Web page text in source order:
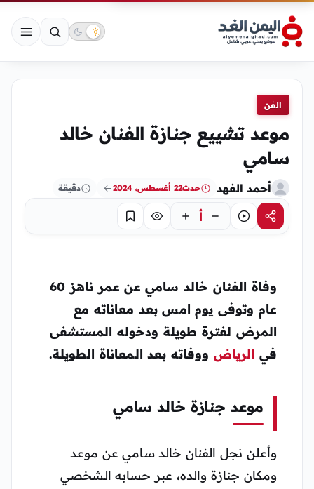
الفن
موعد تشييع جنازة الفنان خالد
سامي
أحمد الفهد حدث22 أغسطس، 2024 دقيقة
مشاركةاستماع أ تركيز حفظ
وفاة الفنان خالد سامي عن عمر ناهز 60
عام وتوفى يوم امس بعد معاناته مع
المرض لفترة طويلة ودخوله المستشفى
في الرياض ووفاته بعد المعاناة الطويلة.
موعد جنازة خالد سامي
وأعلن نجل الفنان خالد سامي عن موعد
ومكان جنازة والده، عبر حسابه الشخصي